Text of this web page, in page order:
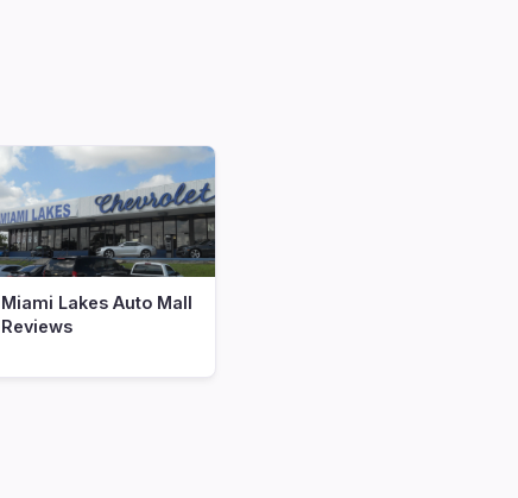
Miami Lakes Auto Mall
Reviews